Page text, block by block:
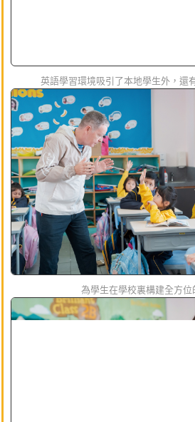
英語學習環境吸引了本地學生外，還
為學生在學校裏構建全方位